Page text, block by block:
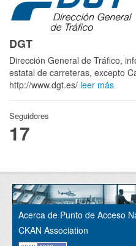
DGT
Dirección General de Tráfico,
estatal de carreteras, excepto
http://www.dgt.es/ leer más
Seguidores
17
Acerca de Punto de Acceso
CKAN Association